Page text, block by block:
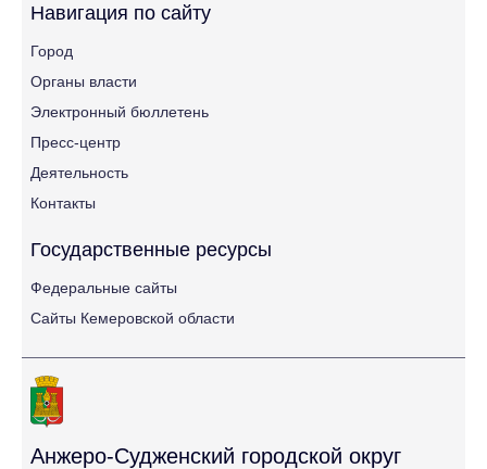
Навигация по сайту
Город
Органы власти
Электронный бюллетень
Пресс-центр
Деятельность
Контакты
Государственные ресурсы
Федеральные сайты
Сайты Кемеровской области
Анжеро-Судженский городской округ